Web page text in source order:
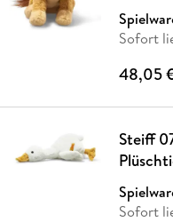
Sofort
48,05
Steiff
Sofort